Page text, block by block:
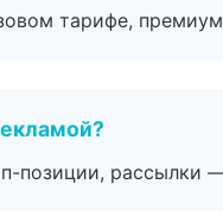
тарифе,
позиции, рассылки